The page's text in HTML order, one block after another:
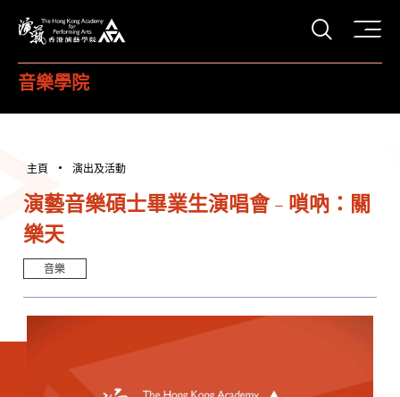
打開
音樂學院
主頁 演出及活動
演藝音樂碩士畢業生演唱會 - 嗩吶：關
樂天
音樂